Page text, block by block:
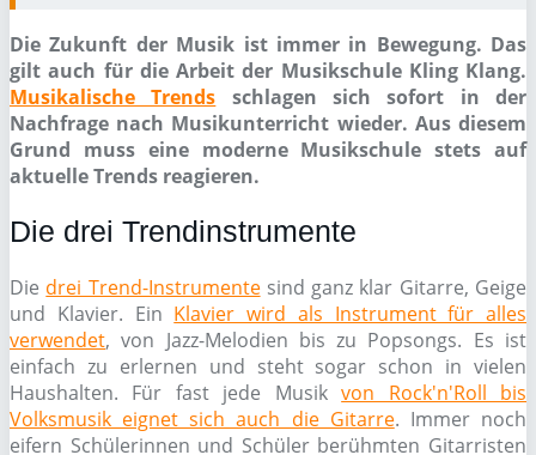
Die Zukunft der Musik ist immer in Bewegung. Das
gilt auch für die Arbeit der Musikschule Kling Klang.
Musikalische Trends schlagen sich sofort in der
Nachfrage nach Musikunterricht wieder. Aus diesem
Grund muss eine moderne Musikschule stets auf
aktuelle Trends reagieren.
Die drei Trendinstrumente
Die drei Trend-Instrumentesind ganz klar Gitarre, Geige
und Klavier. Ein Klavier wird als Instrument für alles
verwendet, von Jazz-Melodien bis zu Popsongs. Es ist
einfach zu erlernen und steht sogar schon in vielen
Haushalten. Für fast jede Musikvon Rock'n'Roll bis
Volksmusik eignet sich auch die Gitarre. Immer noch
eifern Schülerinnen und Schüler berühmten Gitarristen